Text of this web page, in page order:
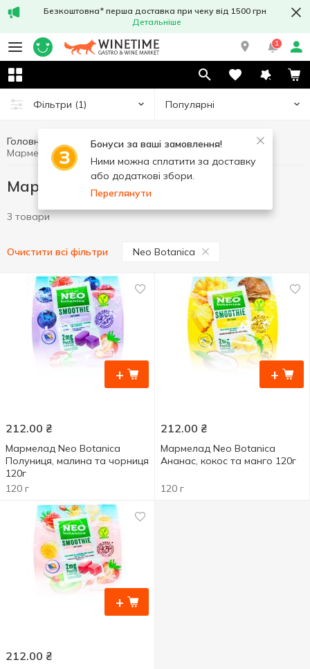
Безкоштовна* перша доставка при чеку від 1500 грн
Детальніше
1
Фільтри (1) Популярні
Бонуси за ваші замовлення!
Ними можна сплатити за доставку
або додаткові збори.
Переглянути
Головна Солодощі
Мармелад
Мармелад Neo Botanica
Мармелад Neo Botanica
3 товари
Очистити всі фільтри Neo Botanica
+
212.00 ₴
Мармелад Neo Botanica
Полуниця, малина та чорниця
120г
120 г
+
212.00 ₴
Мармелад Neo Botanica
Ананас, кокос та манго 120г
120 г
+
212.00 ₴